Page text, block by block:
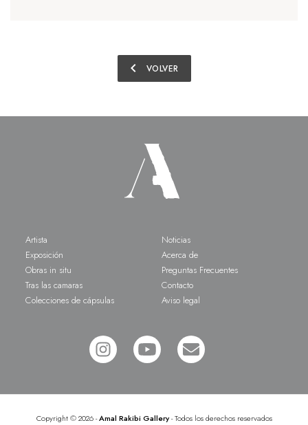
chevron_left VOLVER
Artista
Exposición
Obras in situ
Tras las camaras
Colecciones de cápsulas
Noticias
Acerca de
Preguntas Frecuentes
Contacto
Aviso legal
Copyright©2026 -Amal Rakibi Gallery- Todos los derechos reservados